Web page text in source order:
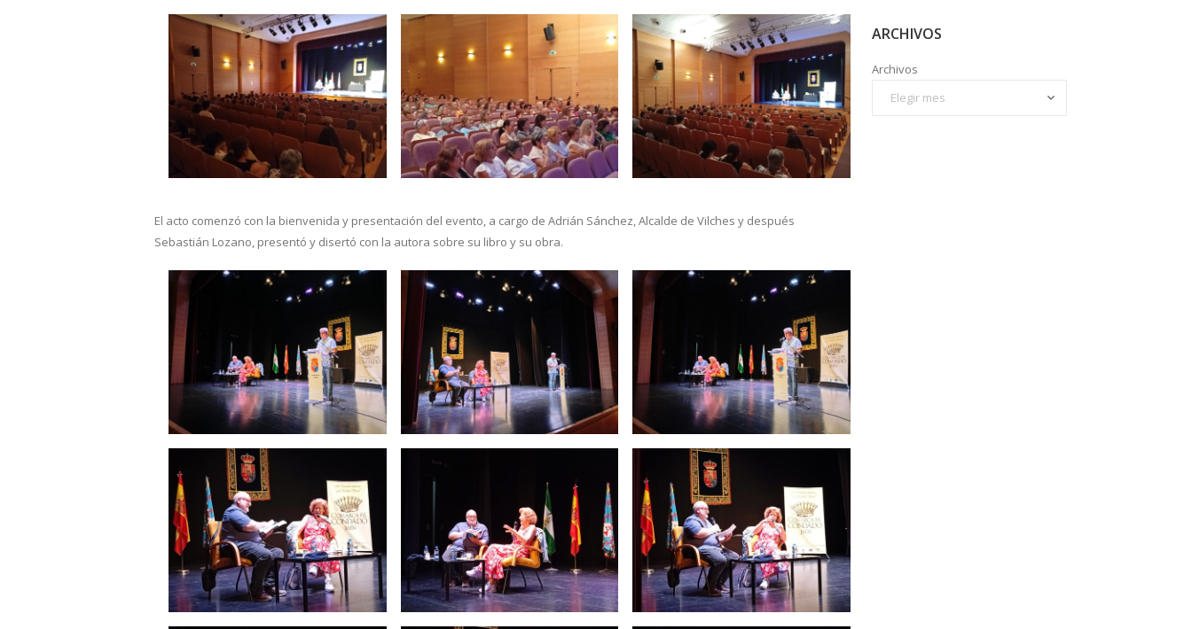
El acto comenzó con la bienvenida y presentación del evento, a cargo de Adrián Sánchez, Alcalde de Vilches y después
Sebastián Lozano, presentó y disertó con la autora sobre su libro y su obra.
ARCHIVOS
Archivos